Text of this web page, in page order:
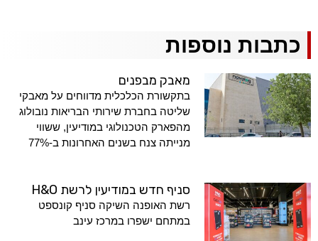
כתבות נוספות
מאבק מבפנים
בתקשורת הכלכלית מדווחים על מאבקי
שליטה בחברת שירותי הבריאות נובולוג
מהפארק הטכנולוגי במודיעין, ששווי
מנייתה צנח בשנים האחרונות ב-77%
סניף חדש במודיעין לרשת H&O
רשת האופנה השיקה סניף קונספט
במתחם ישפרו במרכז עינב